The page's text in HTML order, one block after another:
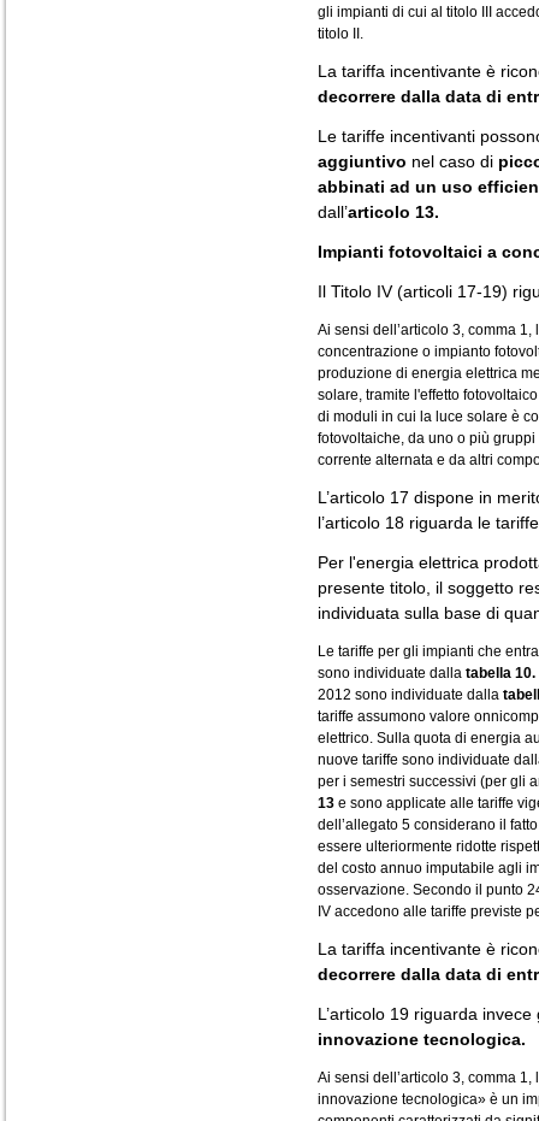
gli impianti di cui al titolo III
titolo II.
La tariffa incentivante è
decorrere dalla data di
Le tariffe incentivanti
aggiuntivo nel caso di
abbinati ad un uso
dall’articolo 13.
Impianti fotovoltaici a
Il Titolo IV (articoli 17-19)
Ai sensi dell’articolo 3, comma
concentrazione o impianto
produzione di energia elettrica
solare, tramite l'effetto
di moduli in cui la luce solare è
fotovoltaiche, da uno o più
corrente alternata e da altri
L’articolo 17 dispone in
l’articolo 18 riguarda le
Per l'energia elettrica
presente titolo, il soggetto
individuata sulla base di
Le tariffe per gli impianti che
sono individuate dalla tabella 10.
2012 sono individuate dalla
tariffe assumono valore
elettrico. Sulla quota di energia
nuove tariffe sono individuate
per i semestri successivi (per gli
13 e sono applicate alle tariffe
dell’allegato 5 considerano il
essere ulteriormente ridotte
del costo annuo imputabile agli
osservazione. Secondo il punto
IV accedono alle tariffe previste
La tariffa incentivante è
decorrere dalla data di
L’articolo 19 riguarda
innovazione tecnologica.
Ai sensi dell’articolo 3, comma
innovazione tecnologica» è un